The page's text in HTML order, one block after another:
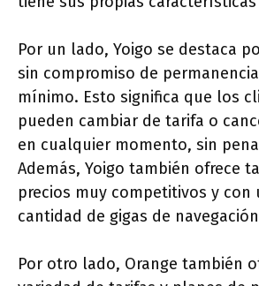
Por un lado, Yoigo se destaca
sin compromiso de
mínimo. Esto significa que los
pueden cambiar de tarifa o
en cualquier momento, sin
Además, Yoigo también ofrece
precios muy competitivos y con
cantidad de gigas de
Por otro lado, Orange también